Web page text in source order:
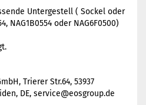
Untergestell ( Sockel oder
NAG1B0554 oder NAG6F0500)
Trierer Str.64, 53937
DE, service@eosgroup.de